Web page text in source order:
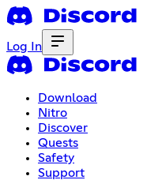
Log In
Download
Nitro
Discover
Quests
Safety
Support